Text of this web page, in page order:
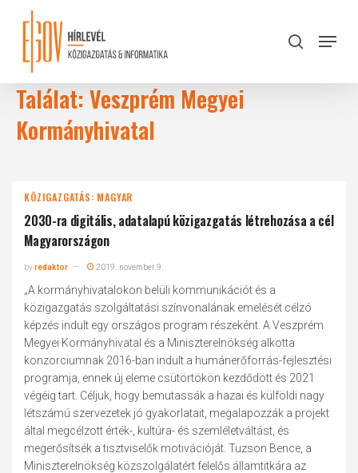
content
search
Menu
Találat: Veszprém Megyei
Kormányhivatal
KÖZIGAZGATÁS: MAGYAR
2030-ra digitális, adatalapú közigazgatás létrehozása a cél
Magyarországon
byredaktor 2019. november 9.
„A kormányhivatalokon belüli kommunikációt és a
közigazgatás szolgáltatási színvonalának emelését célzó
képzés indult egy országos program részeként. A Veszprém
Megyei Kormányhivatal és a Miniszterelnökség alkotta
konzorciumnak 2016-ban indult a humánerőforrás-fejlesztési
programja, ennek új eleme csütörtökön kezdődött és 2021
végéig tart. Céljuk, hogy bemutassák a hazai és külföldi nagy
létszámú szervezetek jó gyakorlatait, megalapozzák a projekt
által megcélzott érték-, kultúra- és szemléletváltást, és
megerősítsék a tisztviselők motivációját. Tuzson Bence, a
Miniszterelnökség közszolgálatért felelős államtitkára az
Close